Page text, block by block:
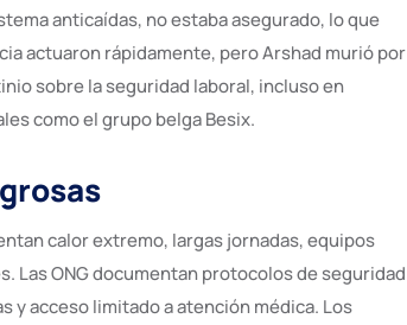
anticaídas, no estaba asegurado, lo que
actuaron rápidamente, pero Arshad murió por
sobre la seguridad laboral, incluso en
como el grupo belga Besix.
calor extremo, largas jornadas, equipos
Las ONG documentan protocolos de seguridad
y acceso limitado a atención médica. Los